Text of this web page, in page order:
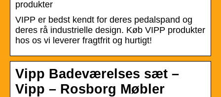
produkter
VIPP er bedst kendt for deres pedalspand og
deres rå industrielle design. Køb VIPP produkter
hos os vi leverer fragtfrit og hurtigt!
Vipp Badeværelses sæt –
Vipp – Rosborg Møbler